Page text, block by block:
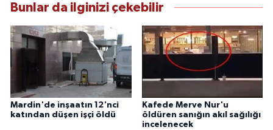
Bunlar da ilginizi çekebilir
Mardin'de inşaatın 12'nci
katından düşen işçi öldü
Kafede Merve Nur'u
öldüren sanığın akıl sağılığı
incelenecek